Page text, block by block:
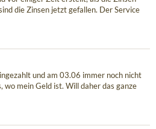
die Zinsen jetzt gefallen. Der Service
und am 03.06 immer noch nicht
wo mein Geld ist. Will daher das ganze